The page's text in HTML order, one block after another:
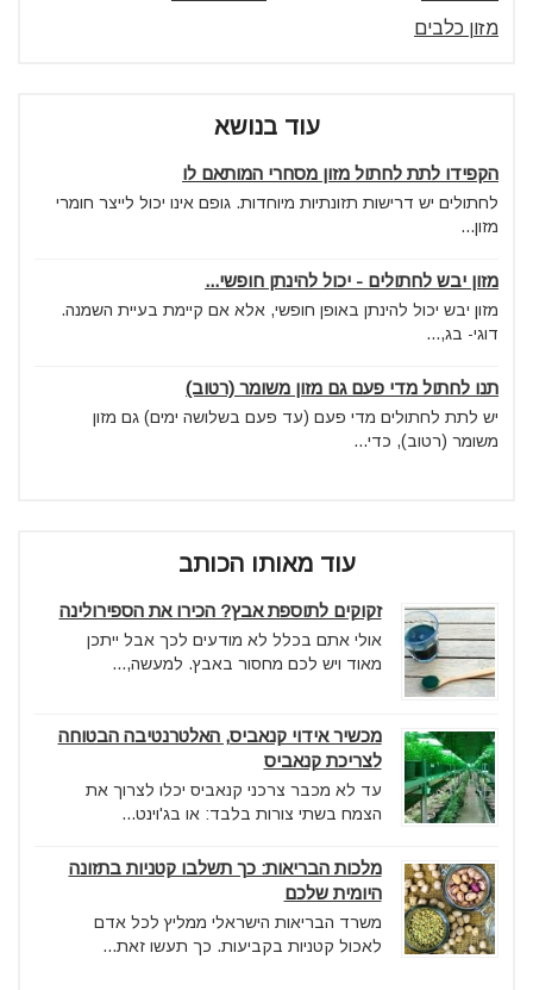
מזון כלבים
עוד בנושא
הקפידו לתת לחתול מזון מסחרי המותאם לו
לחתולים יש דרישות תזונתיות מיוחדות. גופם אינו יכול לייצר חומרי
מזון...
מזון יבש לחתולים - יכול להינתן חופשי...
מזון יבש יכול להינתן באופן חופשי, אלא אם קיימת בעיית השמנה.
דוגי- בג,...
תנו לחתול מדי פעם גם מזון משומר (רטוב)
יש לתת לחתולים מדי פעם (עד פעם בשלושה ימים) גם מזון
משומר (רטוב), כדי...
עוד מאותו הכותב
זקוקים לתוספת אבץ? הכירו את הספירולינה
אולי אתם בכלל לא מודעים לכך אבל ייתכן
מאוד ויש לכם מחסור באבץ. למעשה,...
מכשיר אידוי קנאביס, האלטרנטיבה הבטוחה
לצריכת קנאביס
עד לא מכבר צרכני קנאביס יכלו לצרוך את
הצמח בשתי צורות בלבד: או בג'וינט...
מלכות הבריאות: כך תשלבו קטניות בתזונה
היומית שלכם
משרד הבריאות הישראלי ממליץ לכל אדם
לאכול קטניות בקביעות. כך תעשו זאת...